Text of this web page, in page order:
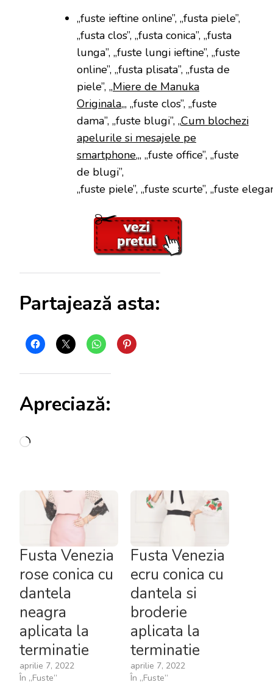
„fuste ieftine online”, „fusta piele”,
„fusta clos”, „fusta conica”, „fusta
lunga”, „fuste lungi ieftine”, „fuste
online”, „fusta plisata”, „fusta de
piele”, „Miere de Manuka
Originala„, „fuste clos”, „fuste
dama”, „fuste blugi”, „Cum blochezi
apelurile si mesajele pe
smartphone„, „fuste office”, „fuste
de blugi”,
„fuste piele”, „fuste scurte”, „fuste
Partajează asta:
Apreciază:
Încarc...
Fusta Venezia
rose conica cu
dantela
neagra
aplicata la
terminatie
aprilie 7, 2022
În „Fuste”
Fusta Venezia
ecru conica cu
dantela si
broderie
aplicata la
terminatie
aprilie 7, 2022
În „Fuste”